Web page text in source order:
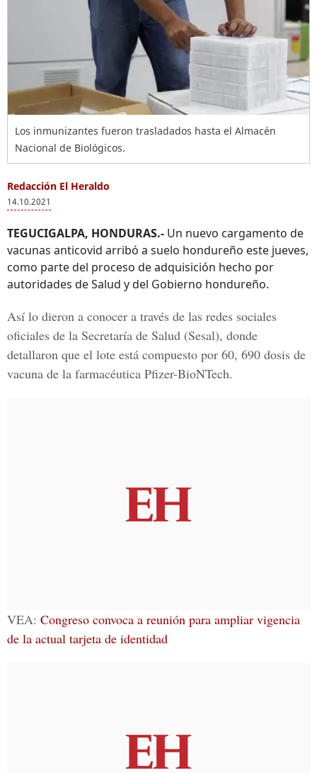
Los inmunizantes fueron trasladados hasta el Almacén
Nacional de Biológicos.
Redacción El Heraldo
14.10.2021
TEGUCIGALPA, HONDURAS.- Un nuevo cargamento de
vacunas anticovid arribó a suelo hondureño este jueves,
como parte del proceso de adquisición hecho por
autoridades de Salud y del Gobierno hondureño.
Así lo dieron a conocer a través de las redes sociales
oficiales de la Secretaría de Salud (Sesal), donde
detallaron que el lote está compuesto por 60, 690 dosis de
vacuna de la farmacéutica Pfizer-BioNTech.
VEA: Congreso convoca a reunión para ampliar vigencia
de la actual tarjeta de identidad